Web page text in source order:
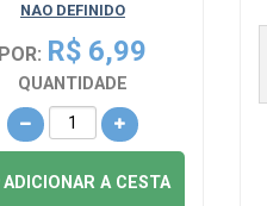
NAO DEFINIDO
POR: R$ 6,99
QUANTIDADE
ADICIONARA CESTA